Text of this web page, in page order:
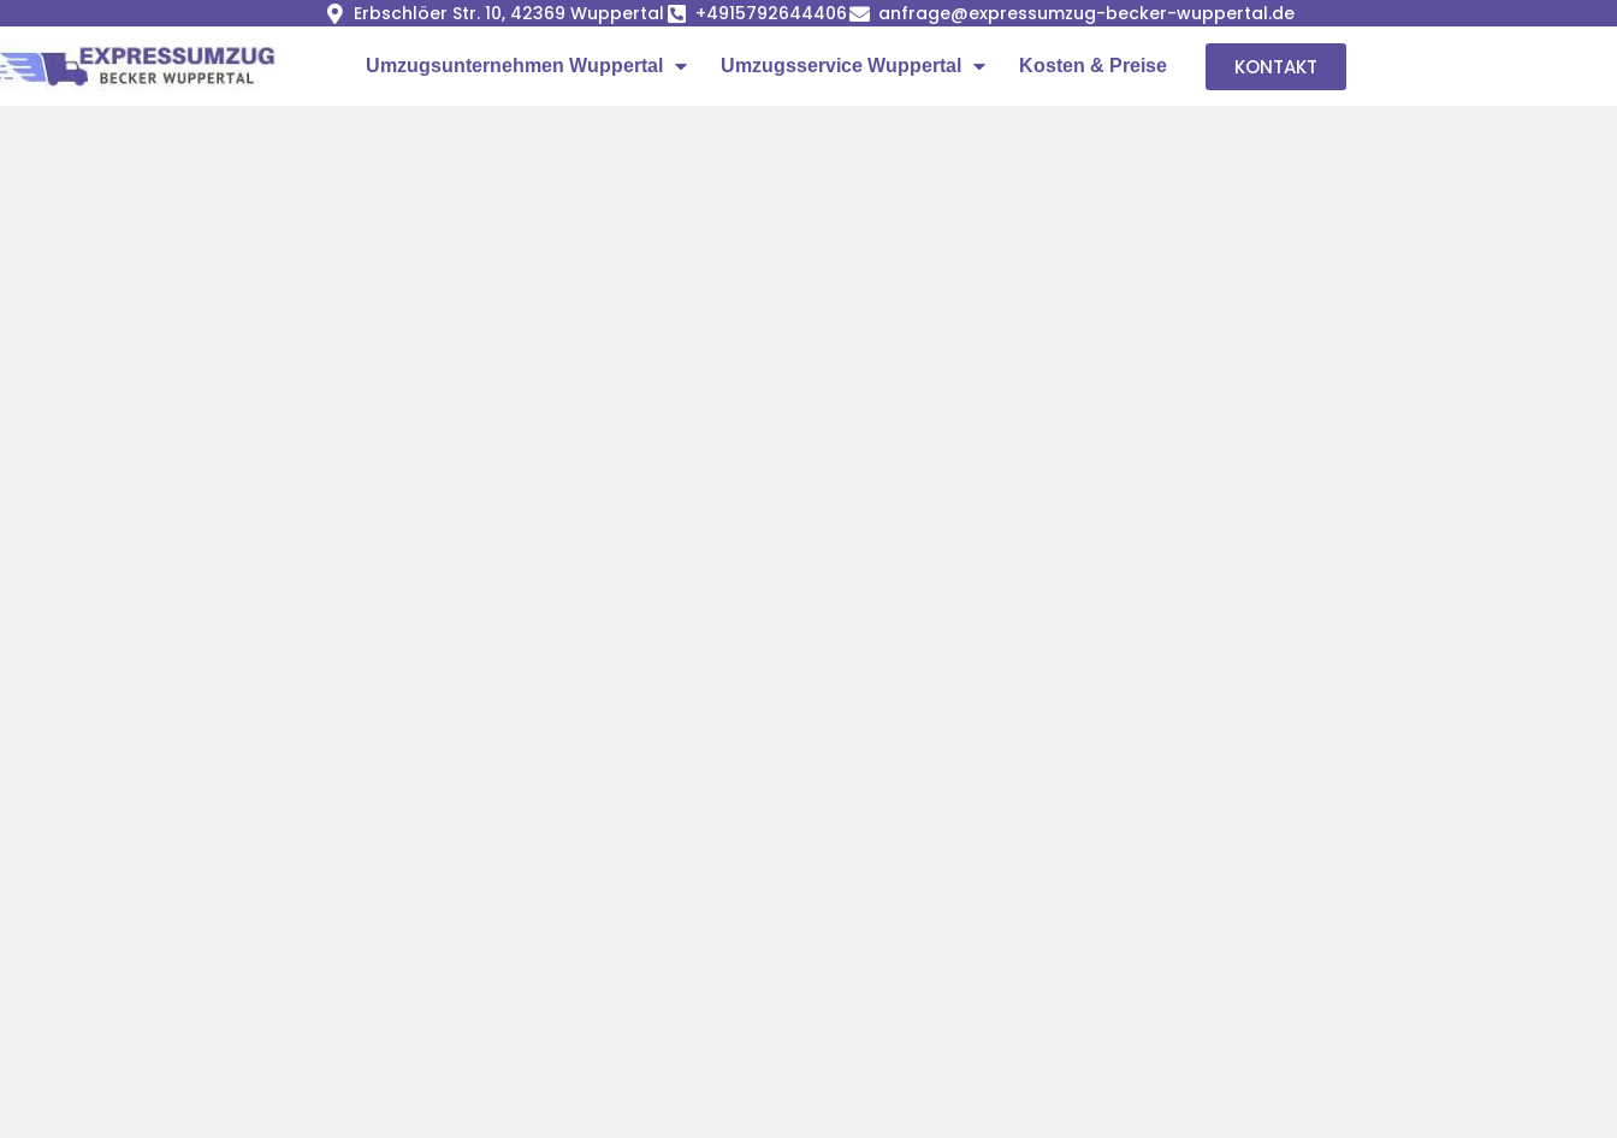
Erbschlöer Str. 10, 42369 Wuppertal +4915792644406 anfrage@expressumzug-becker-wuppertal.de
Umzugsunternehmen Wuppertal Umzugsservice Wuppertal Kosten & Preise KONTAKT